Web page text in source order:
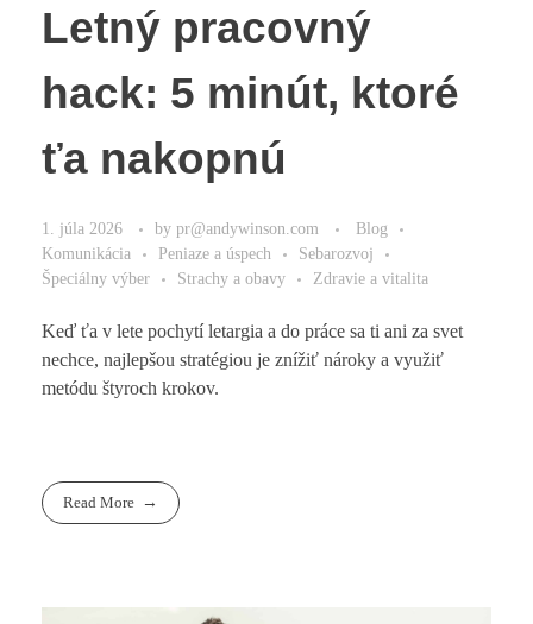
Letný pracovný
hack: 5 minút, ktoré
ťa nakopnú
1. júla 2026 by pr@andywinson.com
Blog
Komunikácia
Peniaze a úspech
Sebarozvoj
Špeciálny výber
Strachy a obavy Zdravie a vitalita
Keď ťa v lete pochytí letargia a do práce sa ti ani za svet
nechce, najlepšou stratégiou je znížiť nároky a využiť
metódu štyroch krokov.
Read More